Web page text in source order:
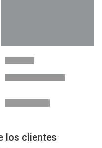
los clientes